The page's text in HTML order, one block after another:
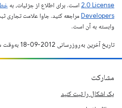
2.0 License است. برای اطلاع از جزئیات، به
Developers‏
وابسته به آن است.
تاریخ آخرین به‌روزرسانی 2012-09-18 به‌وقت ساعت هماهنگ جهانی.
مشارکت
یک اشکال را ثبت کنید